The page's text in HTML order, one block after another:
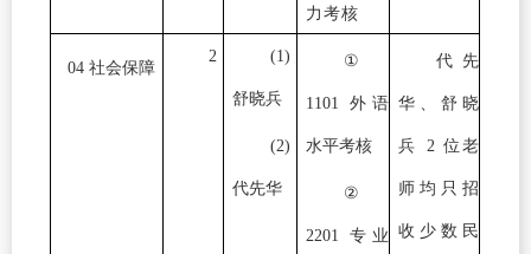
力考核
04社会保障
2 (1)
舒晓兵
(2)
代先华
①
1101外语
水平考核
②
2201专业
代先
华、舒晓
兵 2 位老
师均只招
收少数民